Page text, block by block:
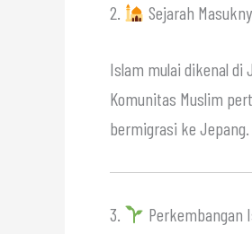
2. Sejarah
Islam mulai dikenal di
Komunitas Muslim
bermigrasi ke
3. Perkembangan